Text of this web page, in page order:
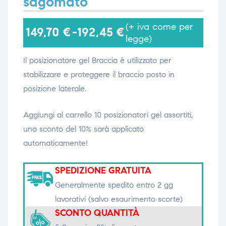
149,70 €-192,45 €(+ iva come per
legge)
Il posizionatore gel Braccia è utilizzato per
stabilizzare e proteggere il braccio posto in
posizione laterale.
Aggiungi al carrello 10 posizionatori gel assortiti,
uno sconto del 10% sarà applicato
automaticamente!
SPEDIZIONE GRATUITA
Generalmente spedito entro 2 gg
lavorativi (salvo esaurimento scorte)
SCONTO QUANTITÀ